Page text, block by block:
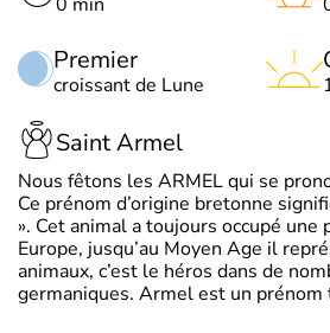
Premier
croissant de Lune
Saint Armel
Nous fêtons les ARMEL qui se
Ce prénom d’origine bretonne
». Cet animal a toujours occupé une
Europe, jusqu’au Moyen Age il
animaux, c’est le héros dans de
germaniques. Armel est un prénom